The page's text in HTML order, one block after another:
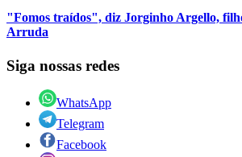
"Fomos traídos", diz Jorginho Argello,
Arruda
Siga nossas redes
WhatsApp
Telegram
Facebook